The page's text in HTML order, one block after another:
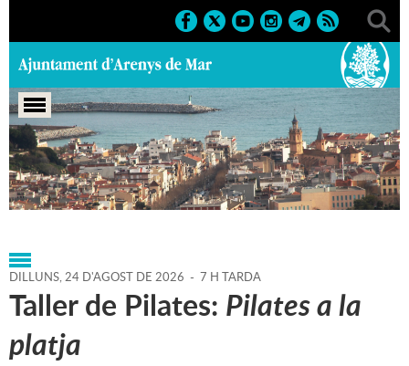
Portada > Agenda > 24-08-
2026 > Marcs > Culturals > 2026 > Cursos i tallers
DILLUNS,24 D'AGOST DE 2026 - 7 H TARDA
Taller de Pilates: Pilates a la
platja